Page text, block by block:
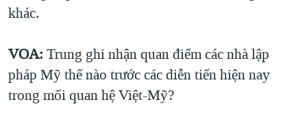
khác.
VOA: Trung ghi nhận quan điểm các nhà lập
pháp Mỹ thế nào trước các diễn tiến hiện nay
trong mối quan hệ Việt-Mỹ?